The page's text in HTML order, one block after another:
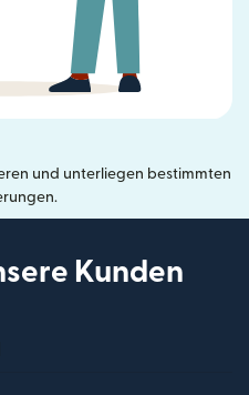
und unterliegen bestimmten
Kunden